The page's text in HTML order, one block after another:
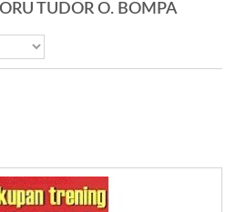
TUDOR O. BOMPA